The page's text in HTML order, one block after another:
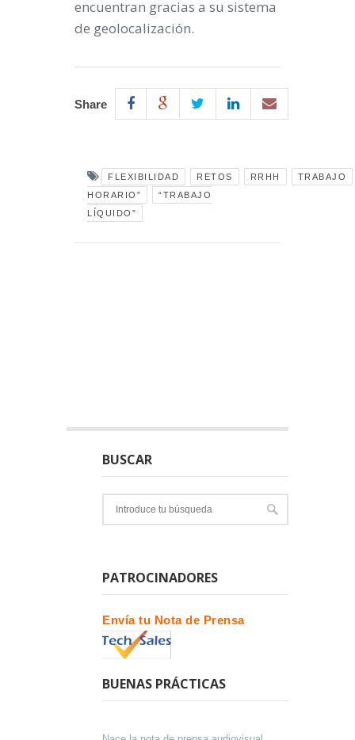
encuentran gracias a su sistema
de geolocalización.
Share
FLEXIBILIDAD RETOS RRHH
TRABAJO
HORARIO”
“TRABAJO
LÍQUIDO”
BUSCAR
PATROCINADORES
Envía tu Nota de Prensa
BUENAS PRÁCTICAS